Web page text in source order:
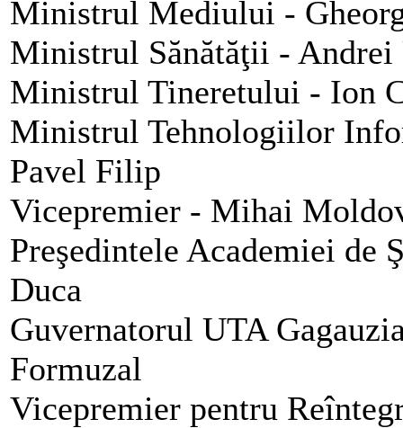
Ministrul Mediului -
Ministrul Sănătăţii - Andrei
Ministrul Tineretului - Ion
Ministrul Tehnologiilor
Pavel Filip
Vicepremier - Mihai
Preşedintele Academiei de
Duca
Guvernatorul UTA
Formuzal
Vicepremier pentru